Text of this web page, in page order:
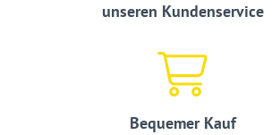
unseren Kundenservice
Bequemer Kauf